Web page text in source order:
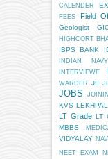
CALENDER
FEES
Field
Geologist
HIGHCORT
IBPS BANK
INDIAN NAVY
INTERVIEWE
WARDER JE
JOBS
KVS LEKHPAL
LT Grade LT
MBBS
VIDYALAY
NEET EXAM